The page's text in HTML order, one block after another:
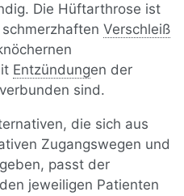
Die Hüftarthrose ist
schmerzhaftenVerschleiß
Entzündungen der
sind.
die sich aus
Zugangswegen und
passt der
jeweiligen Patienten